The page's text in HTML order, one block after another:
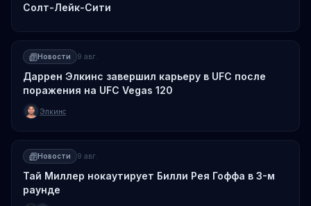
Солт-Лейк-Сити
Новости 9 авг.
Даррен Элкинс завершил карьеру в UFC после
поражения на UFC Vegas 120
Элкинс
Новости 9 авг.
Тай Миллер нокаутирует Билли Рея Гоффа в 3-м
раунде